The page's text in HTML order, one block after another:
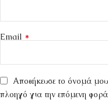
Email *
Αποθήκευσε το όνομά
πλοηγό για την επόμενη